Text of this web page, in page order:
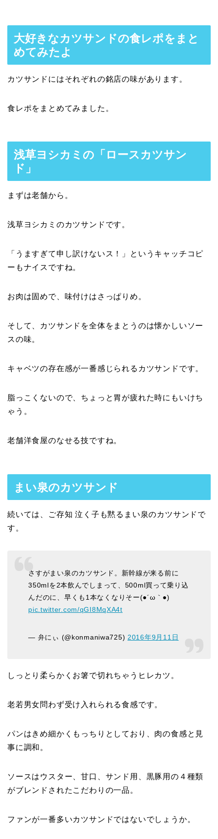
大好きなカツサンドの食レポをまと
めてみたよ
カツサンドにはそれぞれの銘店の味があります。
食レポをまとめてみました。
浅草ヨシカミの「ロースカツサン
ド」
まずは老舗から。
浅草ヨシカミのカツサンドです。
「うますぎて申し訳けないス！」というキャッチコピ
ーもナイスですね。
お肉は固めで、味付けはさっぱりめ。
そして、カツサンドを全体をまとうのは懐かしいソー
スの味。
キャベツの存在感が一番感じられるカツサンドです。
脂っこくないので、ちょっと胃が疲れた時にもいけち
ゃう。
老舗洋食屋のなせる技ですね。
まい泉のカツサンド
続いては、ご存知 泣く子も黙るまい泉のカツサンドで
す。
さすがまい泉のカツサンド。新幹線が来る前に
350mlを2本飲んでしまって、500ml買って乗り込
んだのに、早くも1本なくなりそー(●´ω｀●)
pic.twitter.com/qGI8MqXA4t
— 弁にぃ (@konmaniwa725)2016年9月11日
しっとり柔らかくお箸で切れちゃうヒレカツ。
老若男女問わず受け入れられる食感です。
パンはきめ細かくもっちりとしており、肉の食感と見
事に調和。
ソースはウスター、甘口、サンド用、黒豚用の４種類
がブレンドされたこだわりの一品。
ファンが一番多いカツサンドではないでしょうか。